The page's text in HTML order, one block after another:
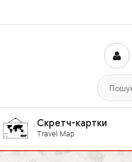
Скретч-картки
Travel Map